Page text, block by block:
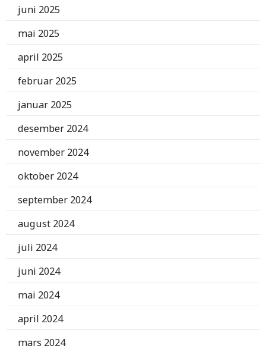
juni 2025
mai 2025
april 2025
februar 2025
januar 2025
desember 2024
november 2024
oktober 2024
september 2024
august 2024
juli 2024
juni 2024
mai 2024
april 2024
mars 2024